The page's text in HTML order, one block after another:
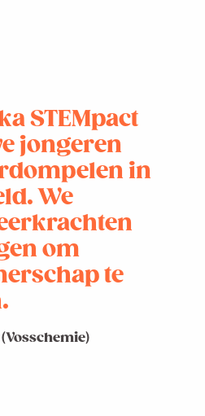
STEMpact
jongeren
in
We
om
te